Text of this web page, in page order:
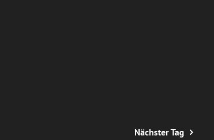
Nächster Tag